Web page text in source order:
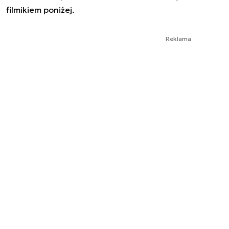
filmikiem poniżej.
Reklama